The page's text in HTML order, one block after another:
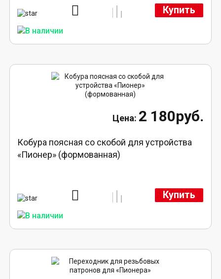
Купить
2 180руб.
Кобура поясная со скобой для устройства
«Пионер» (формованная)
Купить